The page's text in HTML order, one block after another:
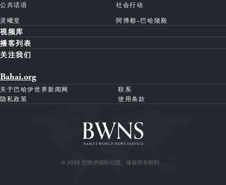
公共话语
社会行动
灵曦堂
阿博都-巴哈陵殿
视频库
播客列表
关注我们
Bahai.org
关于巴哈伊世界新闻网
联系
隐私政策
使用条款
© 2026 巴哈伊国际社团。保留所有权利。